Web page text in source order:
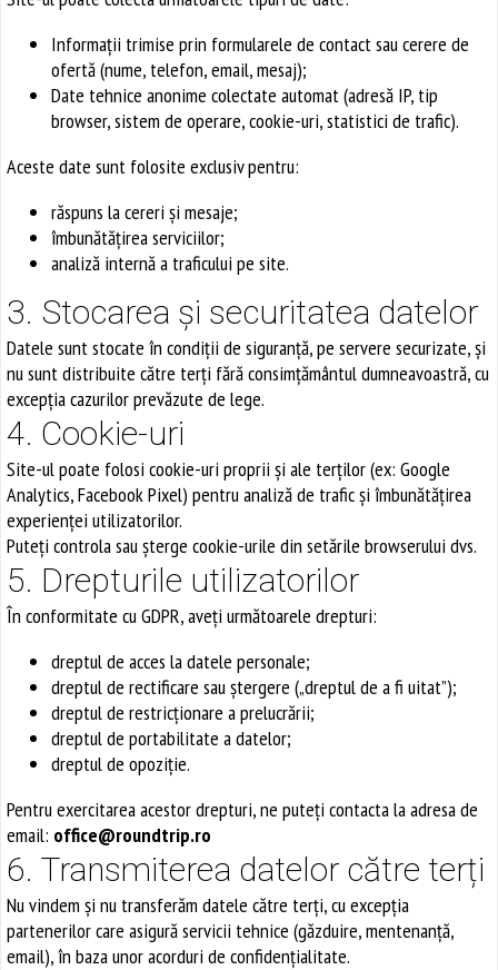
Informații trimise prin formularele de contact sau cerere de
ofertă (nume, telefon, email, mesaj);
Date tehnice anonime colectate automat (adresă IP, tip
browser, sistem de operare, cookie-uri, statistici de trafic).
Aceste date sunt folosite exclusiv pentru:
răspuns la cereri și mesaje;
îmbunătățirea serviciilor;
analiză internă a traficului pe site.
3. Stocarea și securitatea datelor
Datele sunt stocate în condiții de siguranță, pe servere securizate, și
nu sunt distribuite către terți fără consimțământul dumneavoastră, cu
excepția cazurilor prevăzute de lege.
4. Cookie-uri
Site-ul poate folosi cookie-uri proprii și ale terților (ex: Google
Analytics, Facebook Pixel) pentru analiză de trafic și îmbunătățirea
experienței utilizatorilor.
Puteți controla sau șterge cookie-urile din setările browserului dvs.
5. Drepturile utilizatorilor
În conformitate cu GDPR, aveți următoarele drepturi:
dreptul de acces la datele personale;
dreptul de rectificare sau ștergere („dreptul de a fi uitat”);
dreptul de restricționare a prelucrării;
dreptul de portabilitate a datelor;
dreptul de opoziție.
Pentru exercitarea acestor drepturi, ne puteți contacta la adresa de
email: office@roundtrip.ro
6. Transmiterea datelor către terți
Nu vindem și nu transferăm datele către terți, cu excepția
partenerilor care asigură servicii tehnice (găzduire, mentenanță,
email), în baza unor acorduri de confidențialitate.